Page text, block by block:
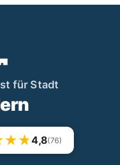
für Stadt
★★
★4,8(76)